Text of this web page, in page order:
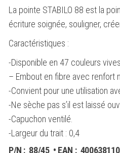
à
-
La pointe STABILO 88 est la
écriture soignée, souligner,
Caractéristiques :
-Disponible en 47 couleurs
– Embout en fibre avec renfort
-Convient pour une utilisation
-Ne sèche pas s’il est laissé
-Capuchon ventilé.
-Largeur du trait : 0,4
P/N : 88/45 • EAN :